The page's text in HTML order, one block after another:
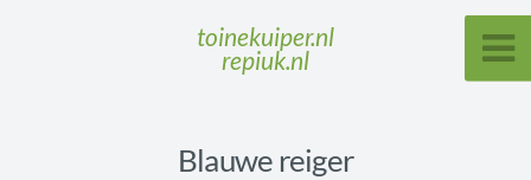
toinekuiper.nl
repiuk.nl
Blauwe reiger